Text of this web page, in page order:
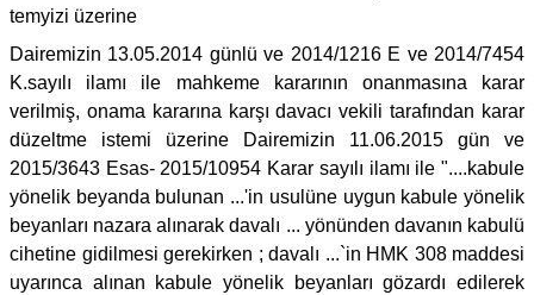
temyizi üzerine
Dairemizin 13.05.2014 günlü ve 2014/1216 E ve 2014/7454
K.sayılı ilamı ile mahkeme kararının onanmasına karar
verilmiş, onama kararına karşı davacı vekili tarafından karar
düzeltme istemi üzerine Dairemizin 11.06.2015 gün ve
2015/3643 Esas- 2015/10954 Karar sayılı ilamı ile "....kabule
yönelik beyanda bulunan ...'in usulüne uygun kabule yönelik
beyanları nazara alınarak davalı ... yönünden davanın kabulü
cihetine gidilmesi gerekirken ; davalı ...`in HMK 308 maddesi
uyarınca alınan kabule yönelik beyanları gözardı edilerek